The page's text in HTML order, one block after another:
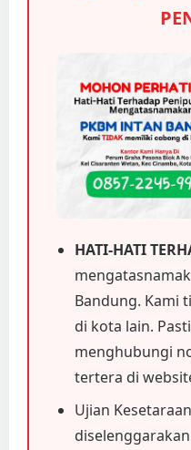
HATI-HATI
Bandung. Kami
di kota lain.
menghubungi
tertera di
Ujian Kesetaraan